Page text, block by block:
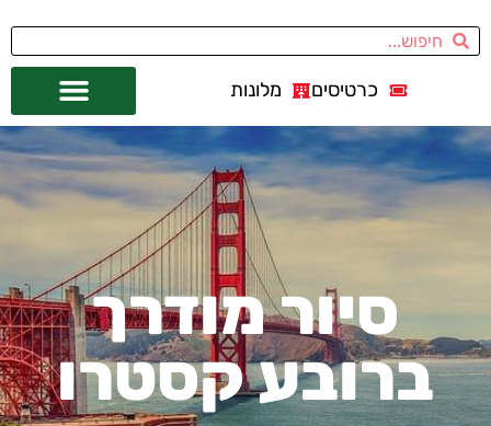
כרטיסים מלונות
סיור מודרך
ברובע קסטרו